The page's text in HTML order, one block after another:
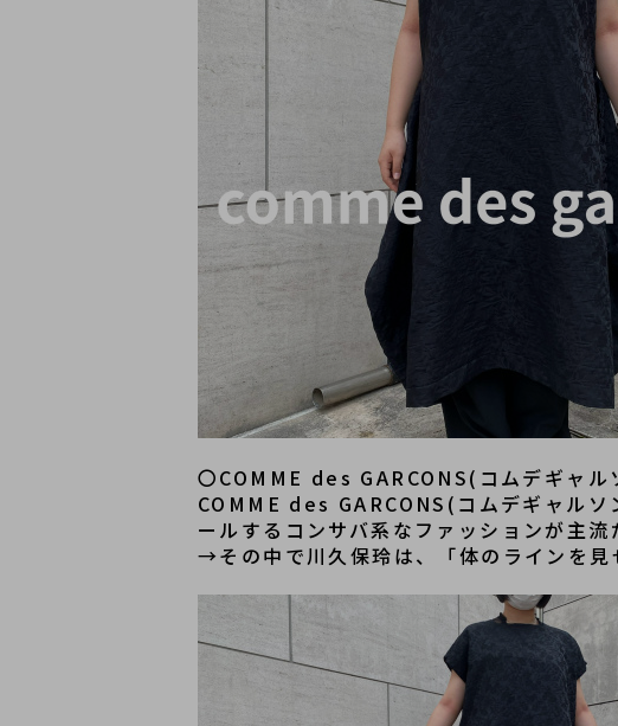
〇COMME des GARCONS(コムデギャル
COMME des GARCONS(コムデギャル
ールするコンサバ系なファッションが主流
→その中で川久保玲は、「体のラインを見